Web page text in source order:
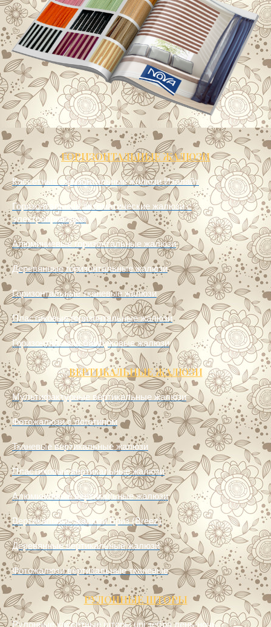
ГОРИЗОНТАЛЬНЫЕ ЖАЛЮЗИ
Кассетные горизонтальные жалюзи Изолайт
Горизонтальные автоматические жалюзи с
электроприводом
Алюминиевые горизонтальные жалюзи
Деревянные горизонтальные жалюзи
Горизонтальные тканевые жалюзи
Пластиковые горизонтальные жалюзи
Горизонтальные бамбуковые жалюзи
ВЕРТИКАЛЬНЫЕ ЖАЛЮЗИ
Мультифактурные вертикальные жалюзи
Фотожалюзи с логотипом
Тканевые вертикальные жалюзи
Пластиковые вертикальные жалюзи
Алюминиевые вертикальные жалюзи
Вертикальные жалюзи Бриз (Breez)
Деревянные вертикальные жалюзи
Фотожалюзи вертикальные тканевые
РУЛОННЫЕ ШТОРЫ